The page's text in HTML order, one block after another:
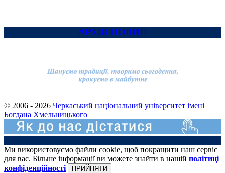
АРХІВ НОВИН
© 2006 - 2026 Черкаський національний університет імені
Богдана Хмельницького
Ми використовуємо файли cookie, щоб покращити наш сервіс
для вас. Більше інформації ви можете знайти в нашій політиці
конфіденційності
ПРИЙНЯТИ